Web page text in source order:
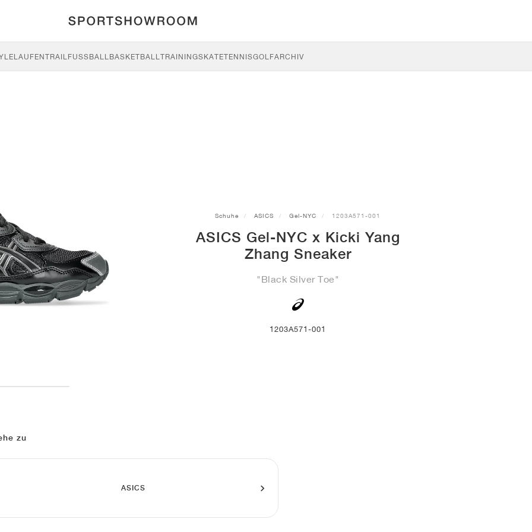
LAUFENTRAILFUSSBALL BASKETBALLTRAININGSKATETENNISGOLFARCHIV
Schuhe ASICS Gel-NYC 1203A571-001
ASICS Gel-NYC x Kicki Yang
Zhang Sneaker
"Black Silver Toe"
1203A571-001
zu
ASICS